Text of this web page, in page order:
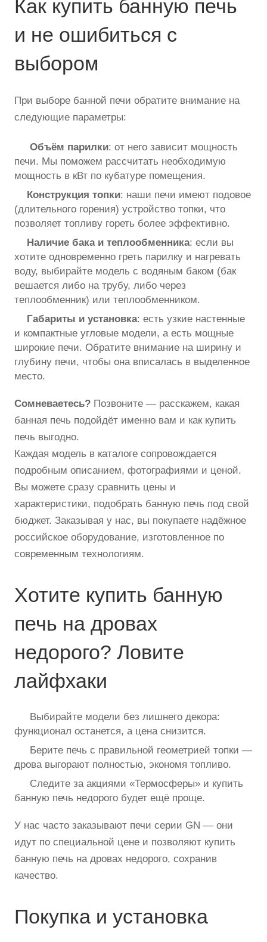
Как купить банную печь
и не ошибиться с
выбором
При выборе банной печи обратите внимание на
следующие параметры:
Объём парилки: от него зависит мощность
печи. Мы поможем рассчитать необходимую
мощность в кВт по кубатуре помещения.
Конструкция топки: наши печи имеют подовое
(длительного горения) устройство топки, что
позволяет топливу гореть более эффективно.
Наличие бака и теплообменника: если вы
хотите одновременно греть парилку и нагревать
воду, выбирайте модель с водяным баком (бак
вешается либо на трубу, либо через
теплообменник) или теплообменником.
Габариты и установка: есть узкие настенные
и компактные угловые модели, а есть мощные
широкие печи. Обратите внимание на ширину и
глубину печи, чтобы она вписалась в выделенное
место.
Сомневаетесь? Позвоните — расскажем, какая
банная печь подойдёт именно вам и как купить
печь выгодно.
Каждая модель в каталоге сопровождается
подробным описанием, фотографиями и ценой.
Вы можете сразу сравнить цены и
характеристики, подобрать банную печь под свой
бюджет. Заказывая у нас, вы покупаете надёжное
российское оборудование, изготовленное по
современным технологиям.
Хотите купить банную
печь на дровах
недорого? Ловите
лайфхаки
Выбирайте модели без лишнего декора:
функционал останется, а цена снизится.
Берите печь с правильной геометрией топки —
дрова выгорают полностью, экономя топливо.
Следите за акциями «Термосферы» и купить
банную печь недорого будет ещё проще.
У нас часто заказывают печи серии GN — они
идут по специальной цене и позволяют купить
банную печь на дровах недорого, сохранив
качество.
Покупка и установка